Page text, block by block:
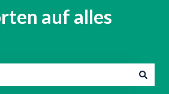
auf alles